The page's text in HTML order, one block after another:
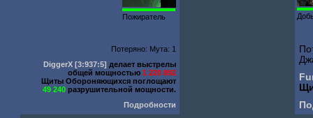
Пожиратель
Потеряно: Мута: 1
DiggerX [3:937:5] делает выстрелы
общей мощностью1 220 892
Щиты Обороняющихся поглощают
49 240 разрушительной мощности.
Подробности